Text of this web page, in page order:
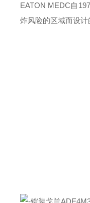
EATON MEDC自
炸风险的区域而设计